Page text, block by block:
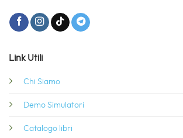
Link Utili
Chi Siamo
Demo Simulatori
Catalogo libri